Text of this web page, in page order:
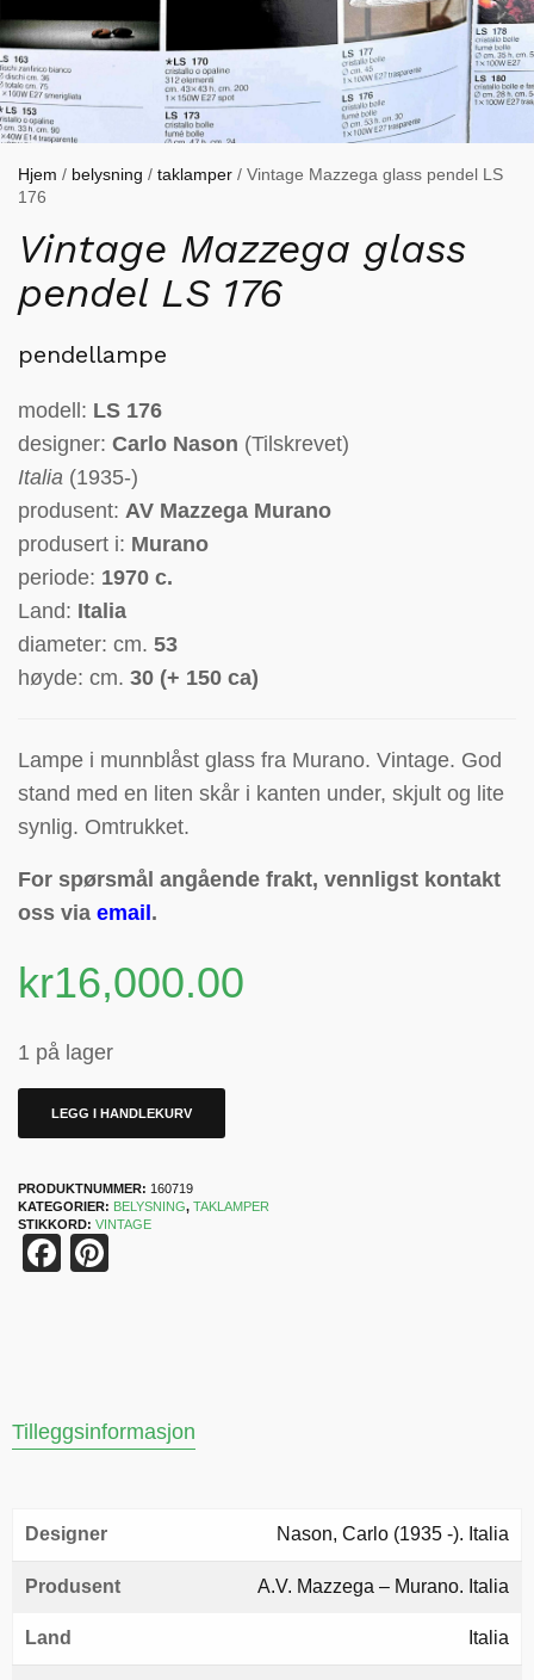
Hjem / belysning / taklamper / Vintage Mazzega glass pendel LS
176
Vintage Mazzega glass
pendel LS 176
pendellampe
modell: LS 176
designer: Carlo Nason (Tilskrevet)
Italia (1935-)
produsent: AV Mazzega Murano
produsert i: Murano
periode: 1970 c.
Land: Italia
diameter: cm. 53
høyde: cm. 30 (+ 150 ca)
Lampe i munnblåst glass fra Murano. Vintage. God
stand med en liten skår i kanten under, skjult og lite
synlig. Omtrukket.
For spørsmål angående frakt, vennligst kontakt
oss via email .
kr16,000.00
1 på lager
LEGG I HANDLEKURV
PRODUKTNUMMER: 160719
KATEGORIER: BELYSNING, TAKLAMPER
STIKKORD: VINTAGE
Facebook
Tilleggsinformasjon
Designer Nason, Carlo (1935 -). Italia
Produsent A.V. Mazzega – Murano. Italia
Land Italia